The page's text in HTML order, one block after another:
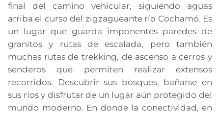
final del camino vehícular, siguiendo aguas
arriba el curso del zigzagueante río Cochamó. Es
un lugar que guarda imponentes paredes de
granitos y rutas de escalada, pero también
muchas rutas de trekking, de ascenso a cerros y
senderos que permiten realizar extensos
recorridos. Descubrir sus bosques, bañarse en
sus ríos y disfrutar de un lugar aún protegido del
mundo moderno. En donde la conectividad, en